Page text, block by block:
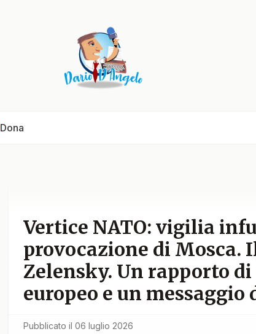
Dona
Vertice NATO: vigilia
provocazione di Mosca.
Zelensky. Un rapporto
europeo e un messaggio
Pubblicato il 06 luglio 2026